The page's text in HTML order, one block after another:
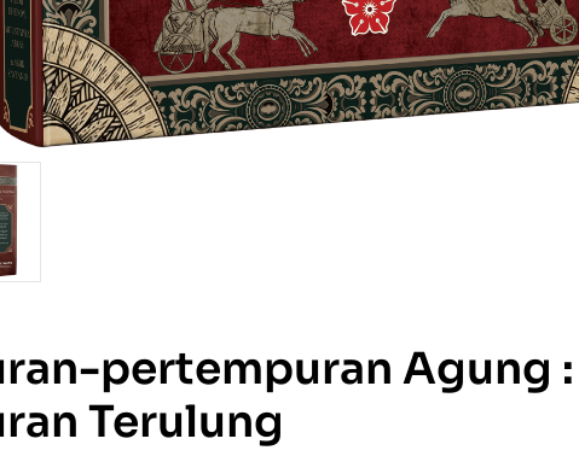
pertempuran Agung :
Terulung